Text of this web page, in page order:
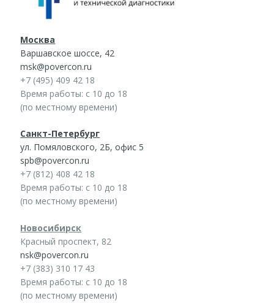
Москва
Варшавское шоссе, 42
msk@povercon.ru
+7 (495) 409 42 18
Время работы: с 10 до 18
(по местному времени)
Санкт-Петербург
ул. Помяловского, 2Б, офис 5
spb@povercon.ru
+7 (812) 408 42 18
Время работы: с 10 до 18
(по местному времени)
Новосибирск
Красный проспект, 82
nsk@povercon.ru
+7 (383) 310 17 43
Время работы: с 10 до 18
(по местному времени)